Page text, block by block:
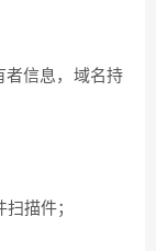
信息，域名持
描件；